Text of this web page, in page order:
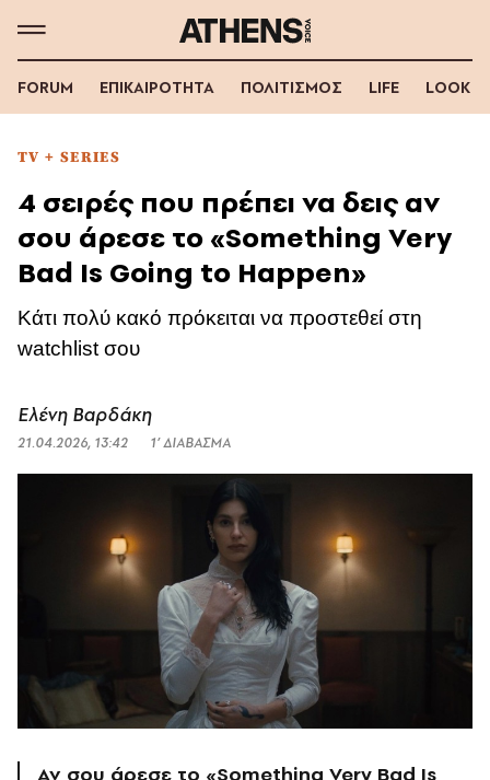
FORUM ΕΠΙΚΑΙΡΟΤΗΤΑ ΠΟΛΙΤΙΣΜΟΣ LIFE LOOK
TV + SERIES
4 σειρές που πρέπει να δεις αν
σου άρεσε το «Something Very
Bad Is Going to Happen»
Κάτι πολύ κακό πρόκειται να προστεθεί στη
watchlist σου
Ελένη Βαρδάκη
21.04.2026, 13:42 1’ ΔΙΑΒΑΣΜΑ
Αν σου άρεσε το «Something Very Bad Is